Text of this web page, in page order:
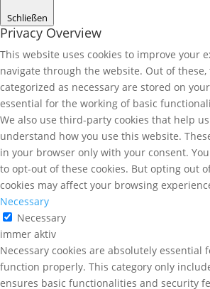
Schließen
Privacy Overview
This website uses cookies to improve your
navigate through the website. Out of these,
categorized as necessary are stored on
essential for the working of basic
We also use third-party cookies that help
understand how you use this website.
in your browser only with your consent.
to opt-out of these cookies. But opting out
cookies may affect your browsing
Necessary
Necessary
immer aktiv
Necessary cookies are absolutely essential
function properly. This category only
ensures basic functionalities and security